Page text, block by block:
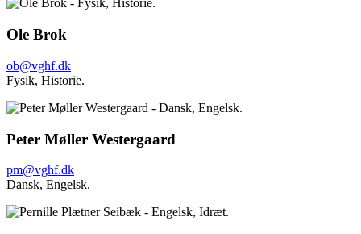
Ole Brok
ob@vghf.dk
Fysik, Historie.
Peter Møller Westergaard
pm@vghf.dk
Dansk, Engelsk.